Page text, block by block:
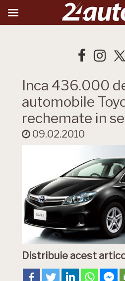
Inca 436.000
automobile
rechemate in
09.02.2010
Distribuie acest